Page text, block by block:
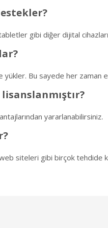
gibi diğer dijital
Bu sayede her zaman
yararlanabilirsiniz.
siteleri gibi birçok tehdide